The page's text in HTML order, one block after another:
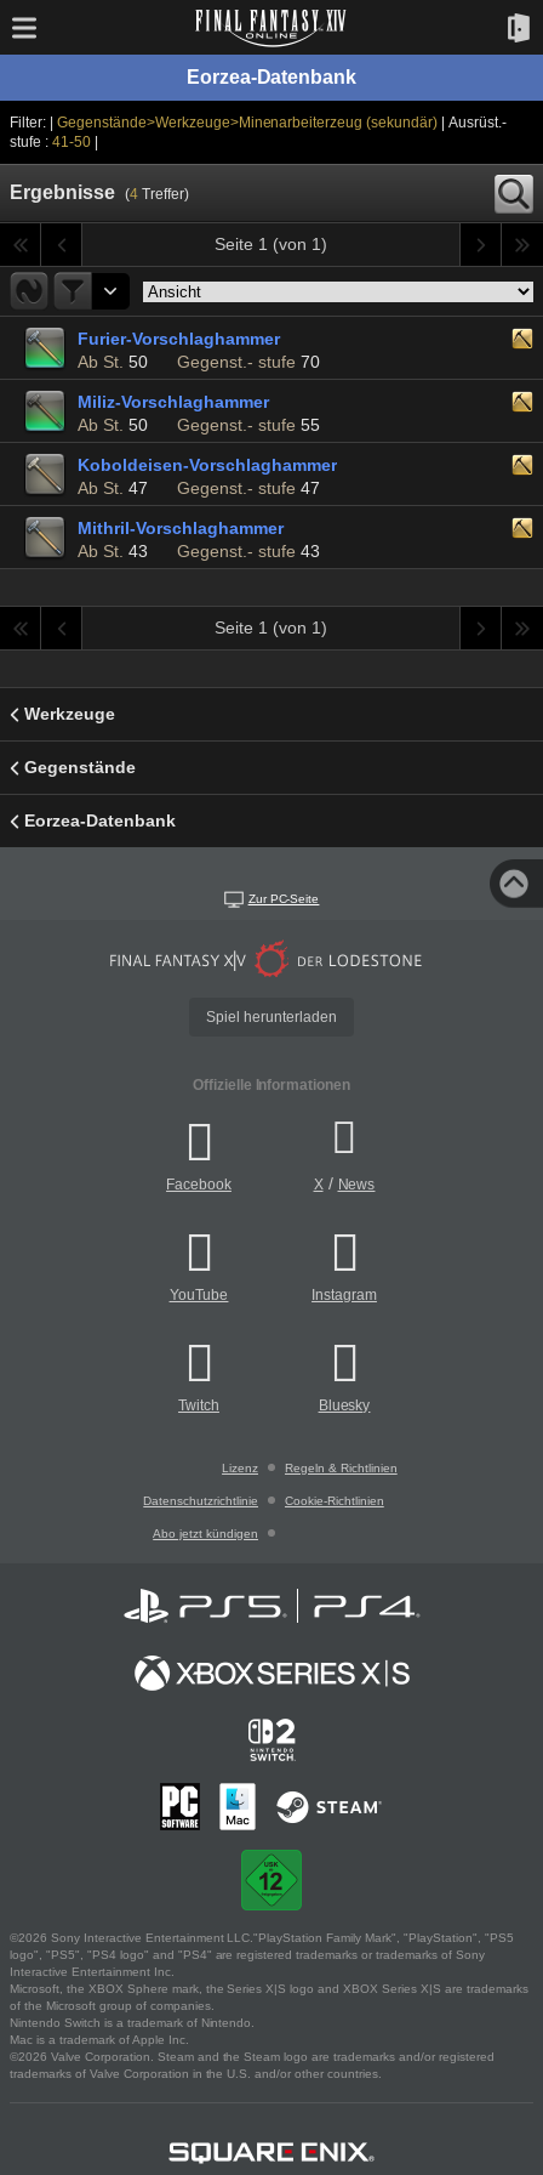
Eorzea-Datenbank
Filter: | Gegenstände>Werkzeuge>Minenarbeiterzeug (sekundär) | Ausrüst.-
stufe : 41-50|
Ergebnisse (4Treffer)
Seite 1 (von 1)
Furier-Vorschlaghammer
Ab St. 50 Gegenst.- stufe 70
Miliz-Vorschlaghammer
Ab St. 50 Gegenst.- stufe 55
Koboldeisen-Vorschlaghammer
Ab St. 47 Gegenst.- stufe 47
Mithril-Vorschlaghammer
Ab St. 43 Gegenst.- stufe 43
Seite 1 (von 1)
Werkzeuge
Gegenstände
Eorzea-Datenbank
Zur PC-Seite
Spiel herunterladen
Offizielle Informationen
Facebook X/ News
YouTube Instagram
Twitch Bluesky
Lizenz Regeln & Richtlinien
Datenschutzrichtlinie Cookie-Richtlinien
Abo jetzt kündigen
©2026 Sony Interactive Entertainment LLC."PlayStation Family Mark", "PlayStation", "PS5
logo", "PS5", "PS4 logo" and "PS4" are registered trademarks or trademarks of Sony
Interactive Entertainment Inc.
Microsoft, the XBOX Sphere mark, the Series X|S logo and XBOX Series X|S are trademarks
of the Microsoft group of companies.
Nintendo Switch is a trademark of Nintendo.
Mac is a trademark of Apple Inc.
©2026 Valve Corporation. Steam and the Steam logo are trademarks and/or registered
trademarks of Valve Corporation in the U.S. and/or other countries.